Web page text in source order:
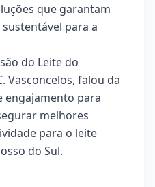
que garantam
para a
do Leite do
Vasconcelos, falou da
engajamento para
melhores
para o leite
do Sul.